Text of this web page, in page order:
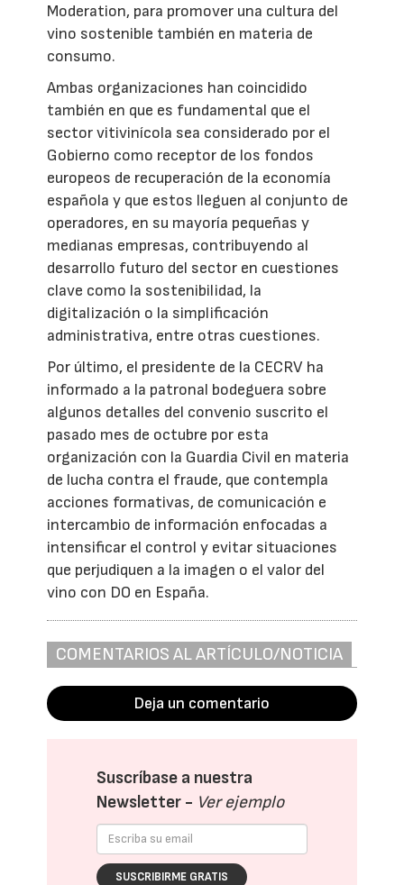
Moderation, para promover una cultura del
vino sostenible también en materia de
consumo.
Ambas organizaciones han coincidido
también en que es fundamental que el
sector vitivinícola sea considerado por el
Gobierno como receptor de los fondos
europeos de recuperación de la economía
española y que estos lleguen al conjunto de
operadores, en su mayoría pequeñas y
medianas empresas, contribuyendo al
desarrollo futuro del sector en cuestiones
clave como la sostenibilidad, la
digitalización o la simplificación
administrativa, entre otras cuestiones.
Por último, el presidente de la CECRV ha
informado a la patronal bodeguera sobre
algunos detalles del convenio suscrito el
pasado mes de octubre por esta
organización con la Guardia Civil en materia
de lucha contra el fraude, que contempla
acciones formativas, de comunicación e
intercambio de información enfocadas a
intensificar el control y evitar situaciones
que perjudiquen a la imagen o el valor del
vino con DO en España.
COMENTARIOS AL ARTÍCULO/NOTICIA
Deja un comentario
Suscríbase a nuestra
Newsletter - Ver ejemplo
SUSCRIBIRME GRATIS